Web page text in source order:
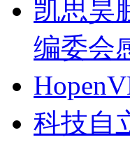
凯思昊
编委会
科技自